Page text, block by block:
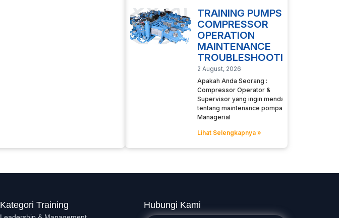
TRAINING PUMPS
COMPRESSOR
OPERATION
MAINTENANCE
TROUBLESHOOTING
2 August, 2026
Apakah Anda Seorang :
Compressor Operator &
Supervisor yang ingin mendalami
tentang maintenance pompa
Managerial
Lihat Selengkapnya »
Kategori Training Hubungi Kami